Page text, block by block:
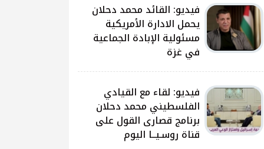
شاهد: لقاء القيادي
الفلسطيني محمد دحلان
حول تطورات الحرب
الاسرائيلية
النيرب: اللجنة الوطنية
للشراكة والتنمية بدأت بتوزيع
آلاف الحقائب على الطلبة